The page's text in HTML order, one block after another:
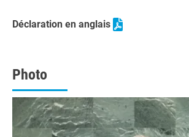
Déclaration en anglais
Photo